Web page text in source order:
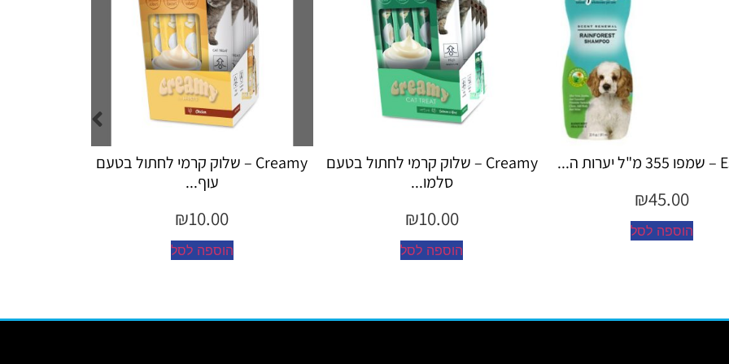
Creamy – שלוק קרמי לחתול בטעם
10.00
Creamy – שלוק קרמי לחתול בטעם
עוף...
10.00
הוספה לסל
Creamy – שלוק קרמי לחתול לטיפול
כד...
10.00
הוספה לסל